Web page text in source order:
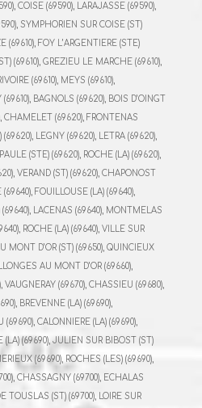
COISE (69590), LARAJASSE (69590),
SYMPHORIEN SUR COISE (ST)
(69610), FOY L’ARGENTIERE (STE)
(69610), GREZIEU LE MARCHE (69610),
(69610), MEYS (69610),
BAGNOLS (69620), BOIS D’OINGT
CHAMELET (69620), FRONTENAS
LEGNY (69620), LETRA (69620),
(STE) (69620), ROCHE (LA) (69620),
VERAND (ST) (69620), CHAPONOST
FOUILLOUSE (LA) (69640),
LACENAS (69640), MONTMELAS
ROCHE (LA) (69640), VILLE SUR
MONT D’OR (ST) (69650), QUINCIEUX
AU MONT D’OR (69660),
VAUGNERAY (69670), CHASSIEU (69680),
BREVENNE (LA) (69690),
CALONNIERE (LA) (69690),
(LA) (69690), JULIEN SUR BIBOST (ST)
(69690), ROCHES (LES) (69690),
CHASSAGNY (69700), ECHALAS
TOUSLAS (ST) (69700), LOIRE SUR